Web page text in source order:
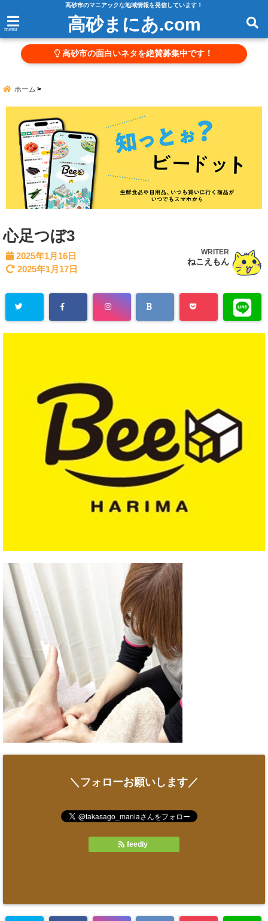
高砂市のマニアックな地域情報を発信しています！
menu 高砂まにあ.com
高砂市の面白いネタを絶賛募集中です！
ホーム
心足つぼ3
2025年1月16日
2025年1月17日
WRITER
ねこえもん
＼フォローお願いします／
feedly